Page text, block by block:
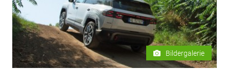
Bildergalerie